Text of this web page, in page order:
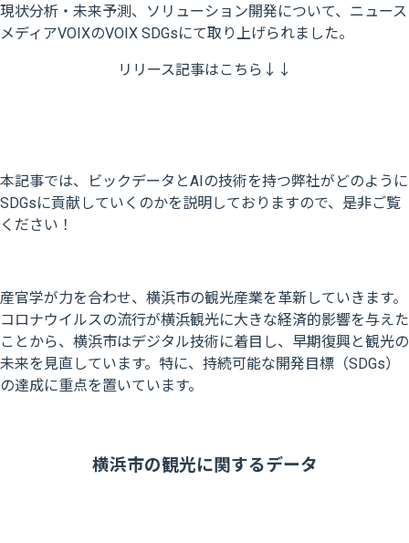
現状分析・未来予測、ソリューション開発について、ニュース
メディアVOIXのVOIX SDGsにて取り上げられました。
リリース記事はこちら↓↓
本記事では、ビックデータとAIの技術を持つ弊社がどのように
SDGsに貢献していくのかを説明しておりますので、是非ご覧
ください！
産官学が力を合わせ、横浜市の観光産業を革新していきます。
コロナウイルスの流行が横浜観光に大きな経済的影響を与えた
ことから、横浜市はデジタル技術に着目し、早期復興と観光の
未来を見直しています。特に、持続可能な開発目標（SDGs）
の達成に重点を置いています。
横浜市の観光に関するデータ